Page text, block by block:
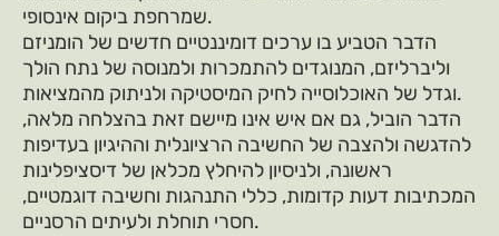
שמרחפת ביקום אינסופי.
הדבר הטביע בו ערכים דומיננטיים חדשים של הומניזם
וליברליזם, המנוגדים להתמכרות ולמנוסה של נתח הולך
וגדל של האוכלוסייה לחיק המיסטיקה ולניתוק מהמציאות.
הדבר הוביל, גם אם איש אינו מיישם זאת בהצלחה מלאה,
להדגשה ולהצבה של החשיבה הרציונלית וההיגיון בעדיפות
ראשונה, ולניסיון להיחלץ מכלאן של דיסציפלינות
המכתיבות דעות קדומות, כללי התנהגות וחשיבה דוגמטיים,
חסרי תוחלת ולעיתים הרסניים.